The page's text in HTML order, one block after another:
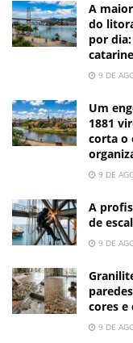
A
do
por
9 DE
Um
1881
corta o
9 DE
A
de
9 DE
cores e
9 DE